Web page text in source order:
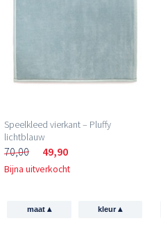
Speelkleed vierkant – Pluffy
lichtblauw
70,00 49,90
Bijna uitverkocht
maat ▴ kleur▴